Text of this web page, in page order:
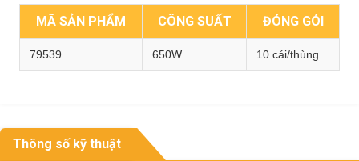
MÃ SẢN PHẨM CÔNG SUẤT ĐÓNG GÓI
79539 650W 10 cái/thùng
Thông số kỹ thuật